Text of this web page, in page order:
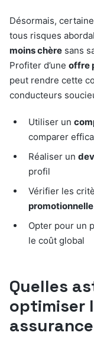
Désormais,
tous risques
moins chère sans
Profiter d’une offre
peut rendre cette
conducteurs
Utiliser un
comparer
Réaliser un
profil
Vérifier les
promotionnelle
Opter pour un
le coût global
Quelles
optimiser